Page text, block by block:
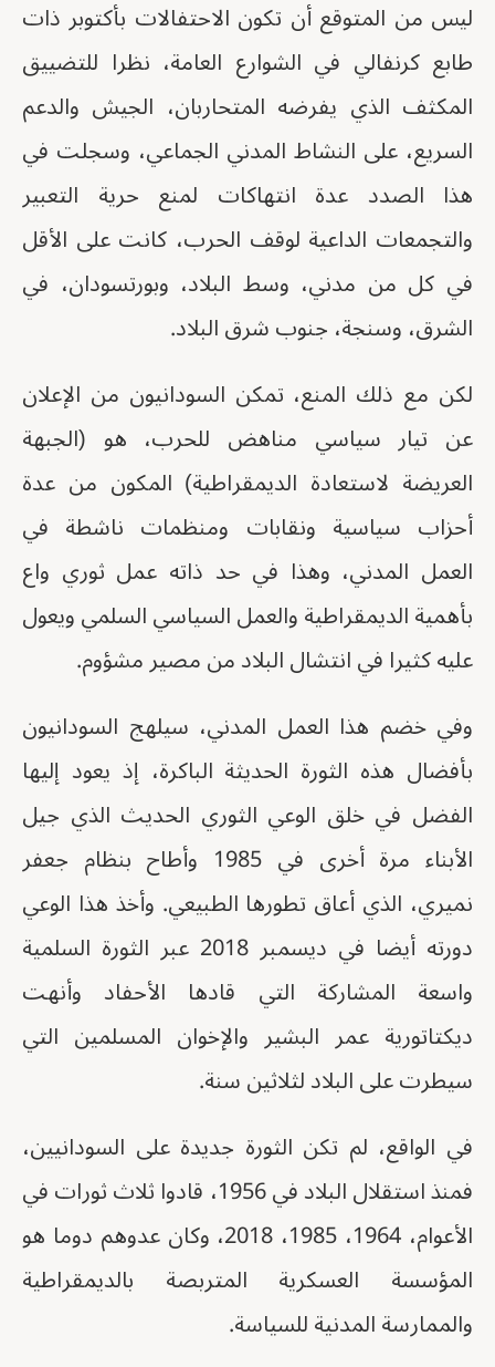
ليس من المتوقع أن تكون الاحتفالات بأكتوبر ذات
طابع كرنفالي في الشوارع العامة، نظرا للتضييق
المكثف الذي يفرضه المتحاربان، الجيش والدعم
السريع، على النشاط المدني الجماعي، وسجلت في
هذا الصدد عدة انتهاكات لمنع حرية التعبير
والتجمعات الداعية لوقف الحرب، كانت على الأقل
في كل من مدني، وسط البلاد، وبورتسودان، في
الشرق، وسنجة، جنوب شرق البلاد.
لكن مع ذلك المنع، تمكن السودانيون من الإعلان
عن تيار سياسي مناهض للحرب، هو (الجبهة
العريضة لاستعادة الديمقراطية) المكون من عدة
أحزاب سياسية ونقابات ومنظمات ناشطة في
العمل المدني، وهذا في حد ذاته عمل ثوري واع
بأهمية الديمقراطية والعمل السياسي السلمي ويعول
عليه كثيرا في انتشال البلاد من مصير مشؤوم.
وفي خضم هذا العمل المدني، سيلهج السودانيون
بأفضال هذه الثورة الحديثة الباكرة، إذ يعود إليها
الفضل في خلق الوعي الثوري الحديث الذي جيل
الأبناء مرة أخرى في 1985 وأطاح بنظام جعفر
نميري، الذي أعاق تطورها الطبيعي. وأخذ هذا الوعي
دورته أيضا في ديسمبر 2018 عبر الثورة السلمية
واسعة المشاركة التي قادها الأحفاد وأنهت
ديكتاتورية عمر البشير والإخوان المسلمين التي
سيطرت على البلاد لثلاثين سنة.
في الواقع، لم تكن الثورة جديدة على السودانيين،
فمنذ استقلال البلاد في 1956، قادوا ثلاث ثورات في
الأعوام، 1964، 1985، 2018، وكان عدوهم دوما هو
المؤسسة العسكرية المتربصة بالديمقراطية
والممارسة المدنية للسياسة.